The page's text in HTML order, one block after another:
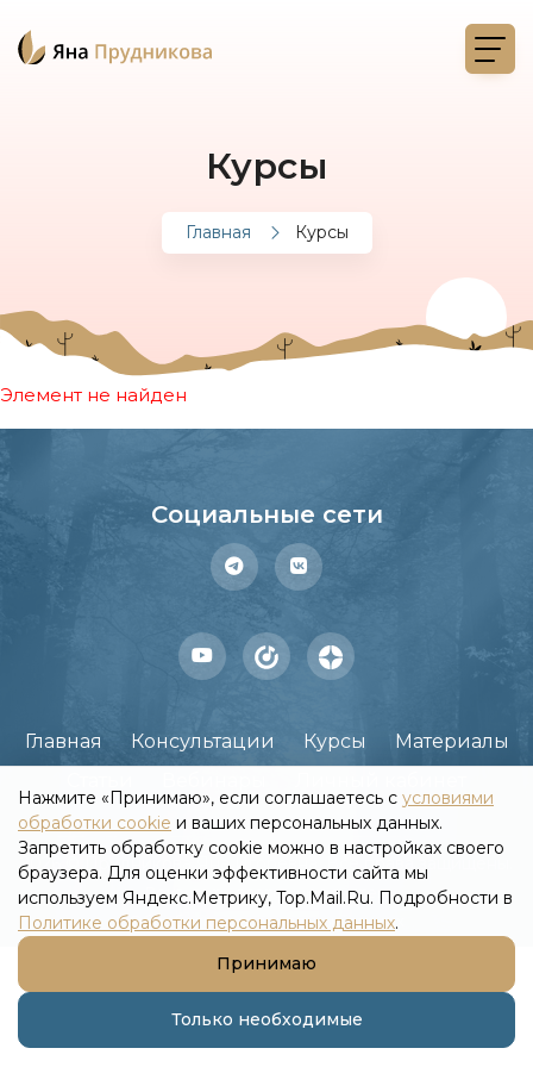
Курсы
Главная Курсы
Элемент не найден
Социальные сети
Главная Консультации Курсы
Материалы
2026 © Прудникова Яна Игоревна. Все права защищены.
Реквизиты платежных систем
Обработка персональных данных
Нажмите «Принимаю», если соглашаетесь с условиями
обработки cookie и ваших персональных данных.
Запретить обработку cookie можно в настройках своего
браузера. Для оценки эффективности сайта мы
используем Яндекс.Метрику, Top.Mail.Ru. Подробности в
Политике обработки персональных данных.
Принимаю
Только необходимые